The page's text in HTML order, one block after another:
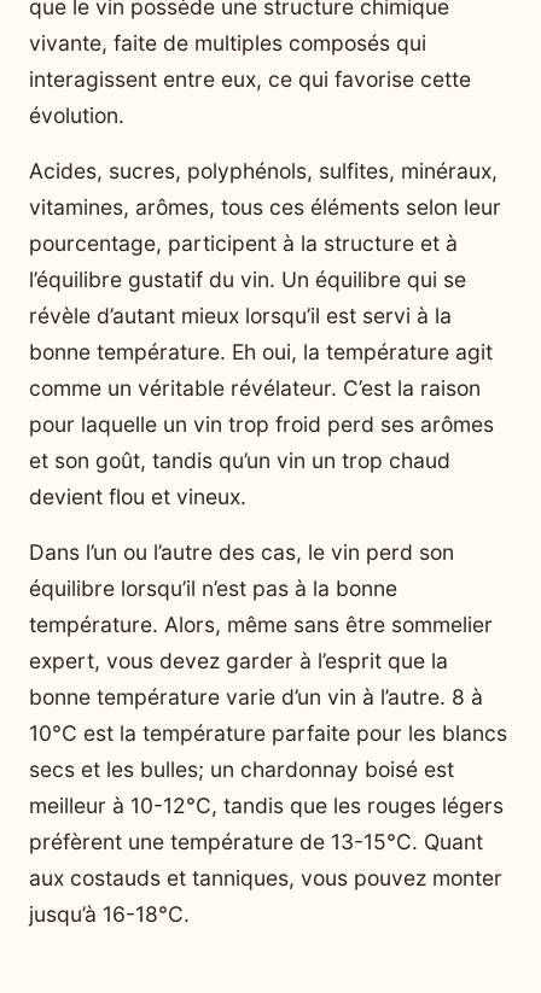
que le vin possède une structure chimique
vivante, faite de multiples composés qui
interagissent entre eux, ce qui favorise cette
évolution.
Acides, sucres, polyphénols, sulfites, minéraux,
vitamines, arômes, tous ces éléments selon leur
pourcentage, participent à la structure et à
l’équilibre gustatif du vin. Un équilibre qui se
révèle d’autant mieux lorsqu’il est servi à la
bonne température. Eh oui, la température agit
comme un véritable révélateur. C’est la raison
pour laquelle un vin trop froid perd ses arômes
et son goût, tandis qu’un vin un trop chaud
devient flou et vineux.
Dans l’un ou l’autre des cas, le vin perd son
équilibre lorsqu’il n’est pas à la bonne
température. Alors, même sans être sommelier
expert, vous devez garder à l’esprit que la
bonne température varie d’un vin à l’autre. 8 à
10°C est la température parfaite pour les blancs
secs et les bulles; un chardonnay boisé est
meilleur à 10-12°C, tandis que les rouges légers
préfèrent une température de 13-15°C. Quant
aux costauds et tanniques, vous pouvez monter
jusqu’à 16-18°C.